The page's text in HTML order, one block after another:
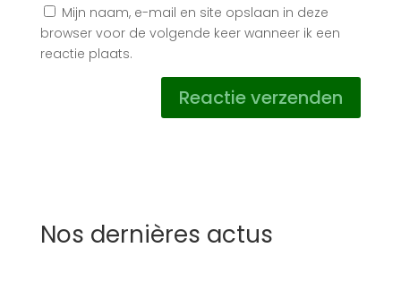
Mijn naam, e-mail en site opslaan in deze
browser voor de volgende keer wanneer ik een
reactie plaats.
Nos dernières actus